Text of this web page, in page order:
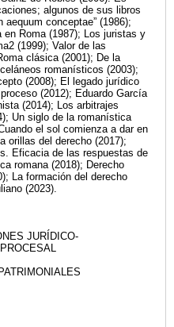
algunos de sus libros
conceptae” (1986);
Roma (1987); Los juristas y
(1999); Valor de las
clásica (2001); De la
romanísticos (2003);
(2008); El legado jurídico
(2012); Eduardo García
(2014); Los arbitrajes
Un siglo de la romanística
el sol comienza a dar en
orillas del derecho (2017);
Eficacia de las respuestas de
romana (2018); Derecho
La formación del derecho
(2023).
JURÍDICO-